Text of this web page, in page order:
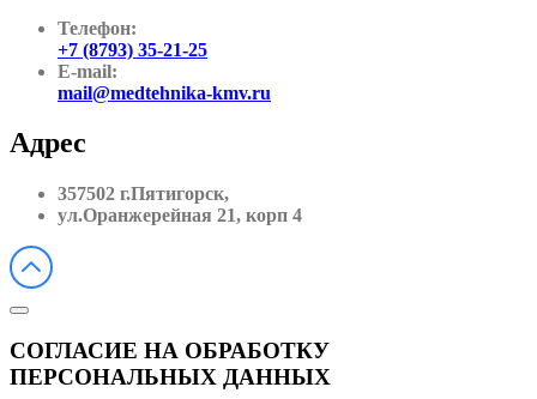
Телефон:
+7 (8793) 35-21-25
E-mail:
mail@medtehnika-kmv.ru
Адрес
357502 г.Пятигорск,
ул.Оранжерейная 21, корп 4
СОГЛАСИЕ НА ОБРАБОТКУ
ПЕРСОНАЛЬНЫХ ДАННЫХ